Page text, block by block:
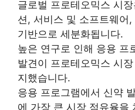
글로벌 프로테오믹스 시
션, 서비스 및 소프트웨어
기반으로 세분화됩니다.
높은 연구로 인해 응용 프
발견이 프로테오믹스 시
지했습니다.
응용 프로그램에서 신약
에 가장 큰 시장 점유율을